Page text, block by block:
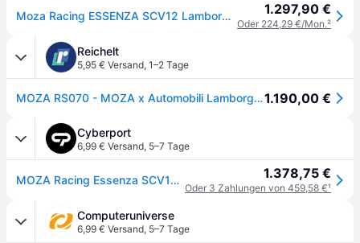
Moza Racing ESSENZA SCV12 Lamborghini Lenkrad - Rennlenkrad 1.297,90 €
Oder 224,29 €/Mon.²
Reichelt
5,95 € Versand, 1–2 Tage
MOZA RS070 - MOZA x Automobili Lamborghini ESSENZA SCV12 Lenkrad1.190,00 €
Cyberport
6,99 € Versand, 5–7 Tage
MOZA Racing Essenza SCV12 Simracing Lenkrad für PC 1.378,75 €
Oder 3 Zahlungen von 459,58 €¹
Computeruniverse
6,99 € Versand, 5–7 Tage